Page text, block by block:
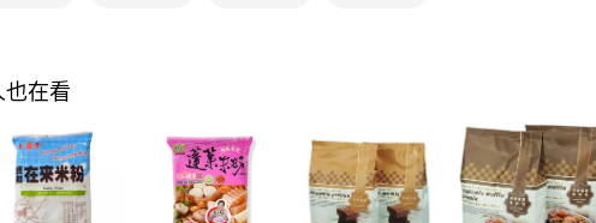
也在看